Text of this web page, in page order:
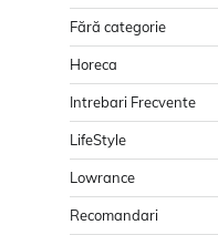
Fără categorie
Horeca
Intrebari Frecvente
LifeStyle
Lowrance
Recomandari